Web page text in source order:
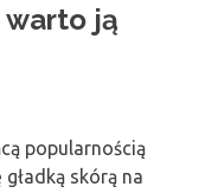
warto ją
popularnością
skórą na